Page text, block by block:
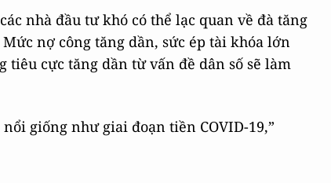
nhà đầu tư khó có thể lạc quan về đà tăng
nợ công tăng dần, sức ép tài khóa lớn
cực tăng dần từ vấn đề dân số sẽ làm
giống như giai đoạn tiền COVID-19,”